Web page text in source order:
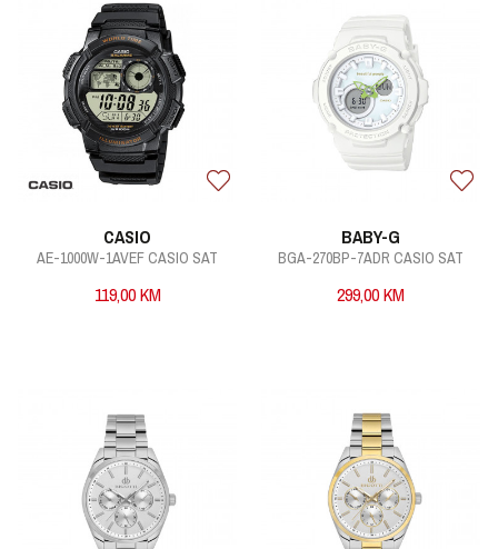
CASIO
AE-1000W-1AVEF CASIO SAT
119,00KM
BABY-G
BGA-270BP-7ADR CASIO SAT
299,00KM